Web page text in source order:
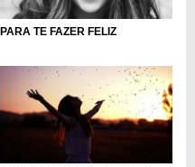
PARA TE FAZER FELIZ